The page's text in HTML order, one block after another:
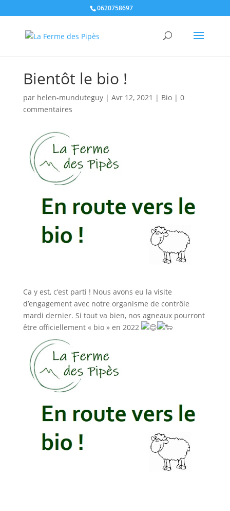
0620758697
Bientôt le bio !
par helen-munduteguy| Avr 12, 2021 | Bio| 0
commentaires
Ca y est, c’est parti ! Nous avons eu la visite
d’engagement avec notre organisme de contrôle
mardi dernier. Si tout va bien, nos agneaux pourront
être officiellement « bio » en 2022